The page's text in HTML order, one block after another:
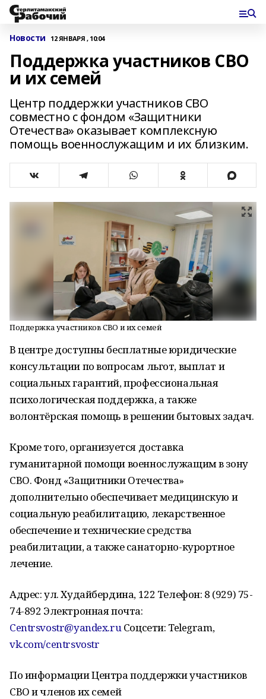
Новости 12 ЯНВАРЯ , 10:04
Поддержка участников СВО
и их семей
Центр поддержки участников СВО
совместно с фондом «Защитники
Отечества» оказывает комплексную
помощь военнослужащим и их близким.
Поддержка участников СВО и их семей
В центре доступны бесплатные юридические
консультации по вопросам льгот, выплат и
социальных гарантий, профессиональная
психологическая поддержка, а также
волонтёрская помощь в решении бытовых задач.
Кроме того, организуется доставка
гуманитарной помощи военнослужащим в зону
СВО. Фонд «Защитники Отечества»
дополнительно обеспечивает медицинскую и
социальную реабилитацию, лекарственное
обеспечение и технические средства
реабилитации, а также санаторно-курортное
лечение.
Адрес: ул. Худайбердина, 122 Телефон: 8 (929) 75-
74-892 Электронная почта:
Centrsvostr@yandex.ruСоцсети: Telegram,
vk.com/centrsvostr
По информации Центра поддержки участников
СВО и членов их семей